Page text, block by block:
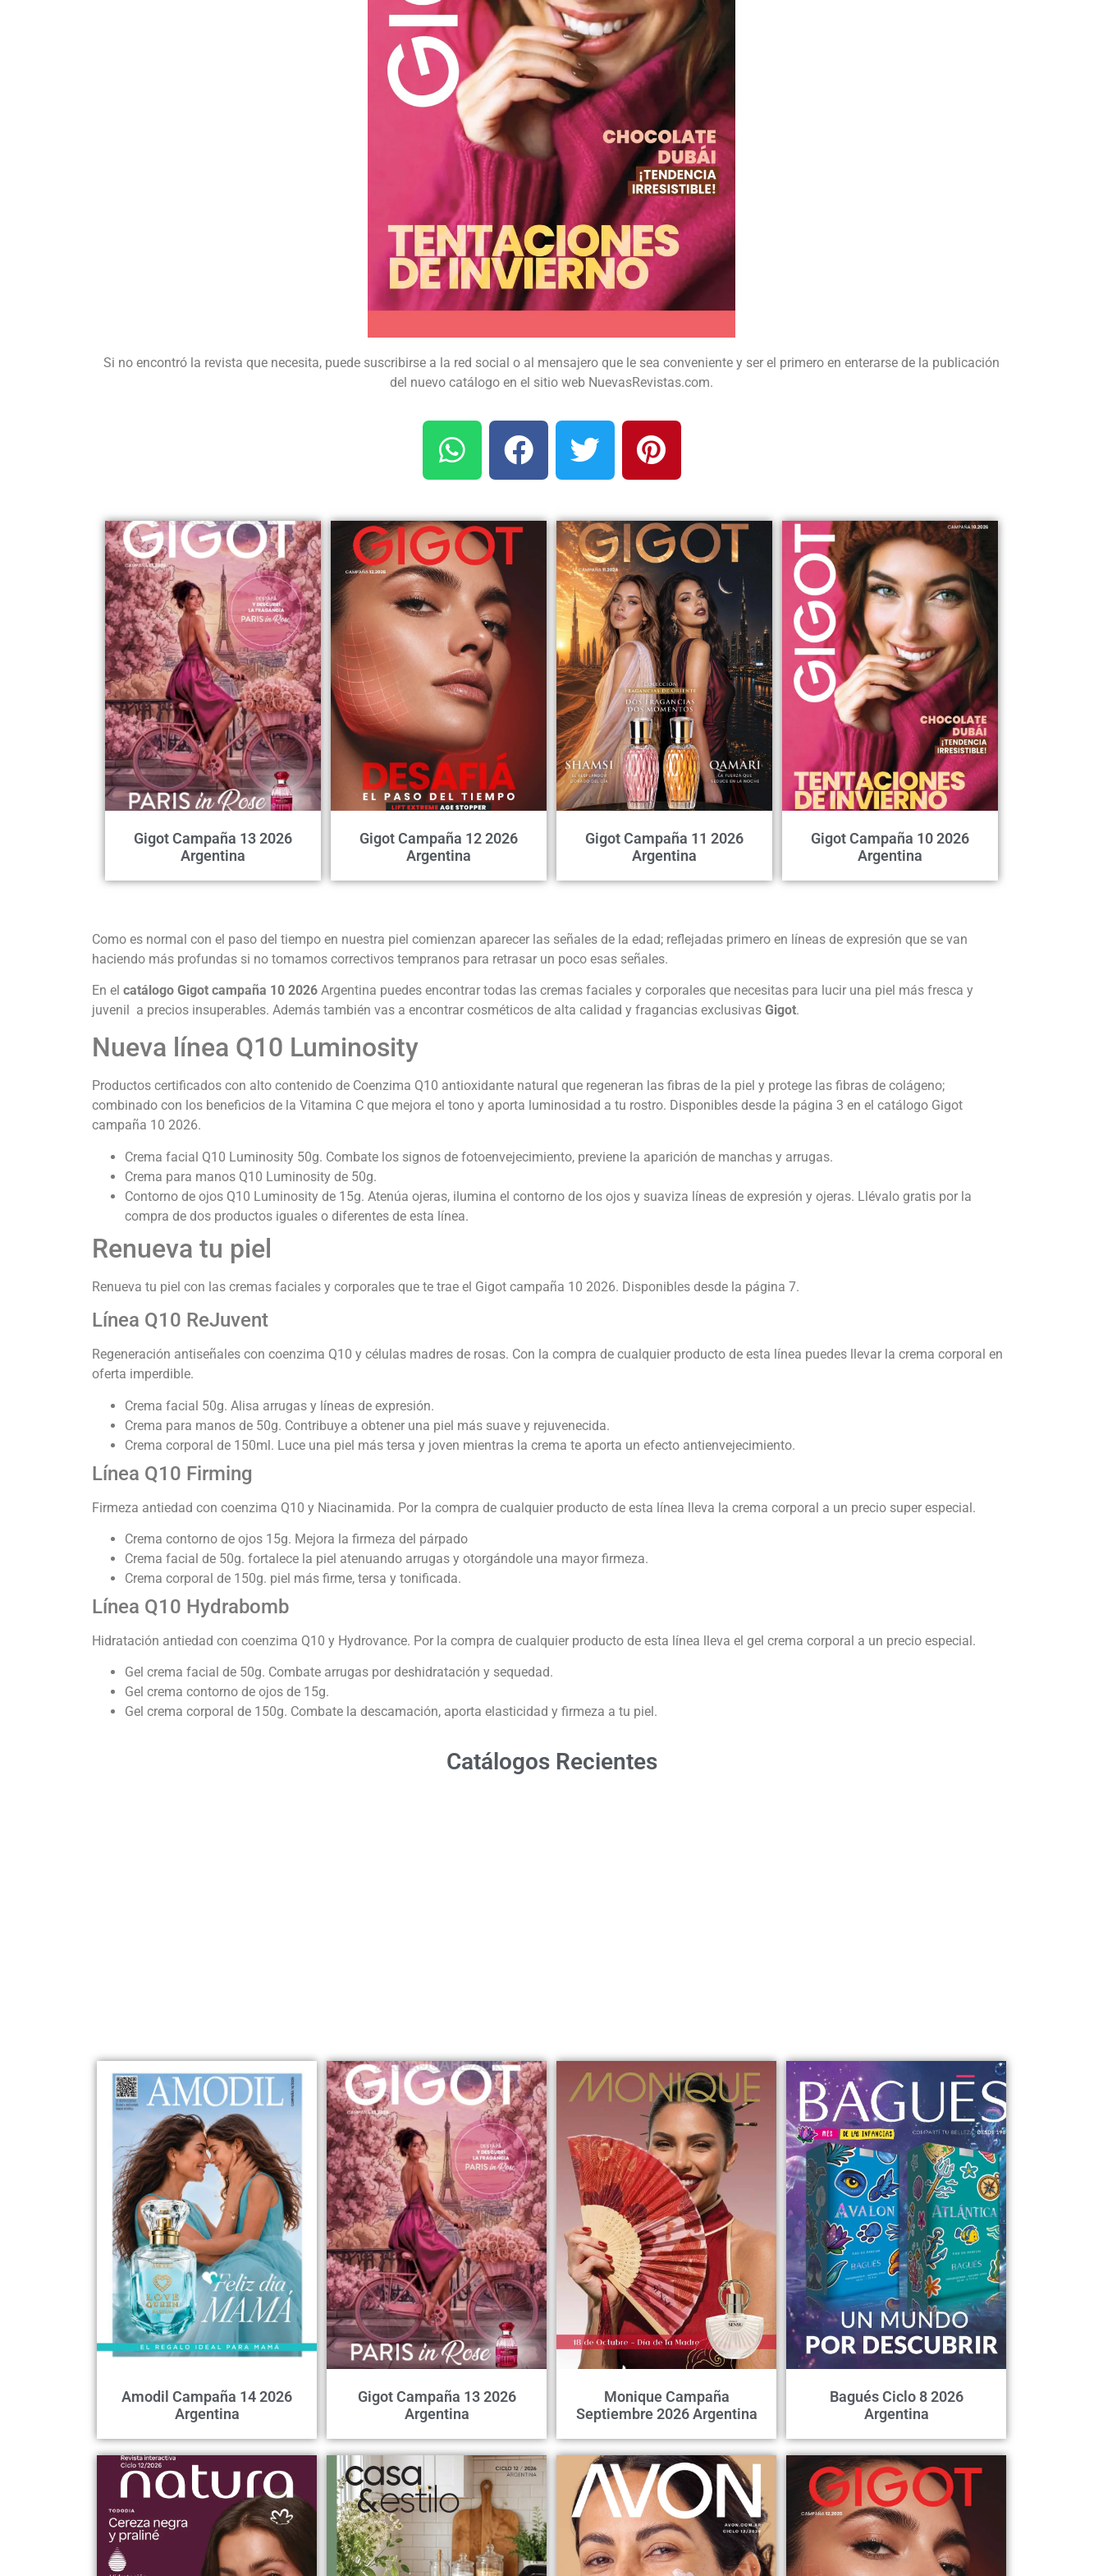
Si no encontró la revista que necesita, puede suscribirse a la red social o al mensajero que le sea conveniente y ser el primero en enterarse de la publicación
del nuevo catálogo en el sitio web NuevasRevistas.com.
Gigot Campaña 13 2026
Argentina
Gigot Campaña 12 2026
Argentina
Gigot Campaña 11 2026
Argentina
Gigot Campaña 10 2026
Argentina
Como es normal con el paso del tiempo en nuestra piel comienzan aparecer las señales de la edad; reflejadas primero en líneas de expresión que se van
haciendo más profundas si no tomamos correctivos tempranos para retrasar un poco esas señales.
En el catálogo Gigot campaña 10 2026 Argentina puedes encontrar todas las cremas faciales y corporales que necesitas para lucir una piel más fresca y
juvenil a precios insuperables. Además también vas a encontrar cosméticos de alta calidad y fragancias exclusivas Gigot.
Nueva línea Q10 Luminosity
Productos certificados con alto contenido de Coenzima Q10 antioxidante natural que regeneran las fibras de la piel y protege las fibras de colágeno;
combinado con los beneficios de la Vitamina C que mejora el tono y aporta luminosidad a tu rostro. Disponibles desde la página 3 en el catálogo Gigot
campaña 10 2026.
Crema facial Q10 Luminosity 50g. Combate los signos de fotoenvejecimiento, previene la aparición de manchas y arrugas.
Crema para manos Q10 Luminosity de 50g.
Contorno de ojos Q10 Luminosity de 15g. Atenúa ojeras, ilumina el contorno de los ojos y suaviza líneas de expresión y ojeras. Llévalo gratis por la
compra de dos productos iguales o diferentes de esta línea.
Renueva tu piel
Renueva tu piel con las cremas faciales y corporales que te trae el Gigot campaña 10 2026. Disponibles desde la página 7.
Línea Q10 ReJuvent
Regeneración antiseñales con coenzima Q10 y células madres de rosas. Con la compra de cualquier producto de esta línea puedes llevar la crema corporal en
oferta imperdible.
Crema facial 50g. Alisa arrugas y líneas de expresión.
Crema para manos de 50g. Contribuye a obtener una piel más suave y rejuvenecida.
Crema corporal de 150ml. Luce una piel más tersa y joven mientras la crema te aporta un efecto antienvejecimiento.
Línea Q10 Firming
Firmeza antiedad con coenzima Q10 y Niacinamida. Por la compra de cualquier producto de esta línea lleva la crema corporal a un precio super especial.
Crema contorno de ojos 15g. Mejora la firmeza del párpado
Crema facial de 50g. fortalece la piel atenuando arrugas y otorgándole una mayor firmeza.
Crema corporal de 150g. piel más firme, tersa y tonificada.
Línea Q10 Hydrabomb
Hidratación antiedad con coenzima Q10 y Hydrovance. Por la compra de cualquier producto de esta línea lleva el gel crema corporal a un precio especial.
Gel crema facial de 50g. Combate arrugas por deshidratación y sequedad.
Gel crema contorno de ojos de 15g.
Gel crema corporal de 150g. Combate la descamación, aporta elasticidad y firmeza a tu piel.
Catálogos Recientes
Amodil Campaña 14 2026
Argentina
Gigot Campaña 13 2026
Argentina
Monique Campaña
Septiembre 2026 Argentina
Bagués Ciclo 8 2026
Argentina